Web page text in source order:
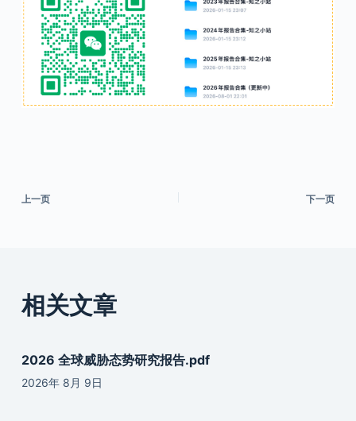
上一页 下一页
相关文章
2026 全球威胁态势研究报告.pdf
2026年 8月 9日